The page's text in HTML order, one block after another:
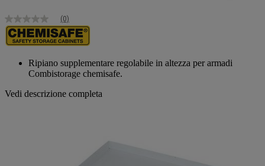
Nessuna
valutazione
Stesso
pagina.
(0)
Ripiano supplementare regolabile in altezza per armadi
Combistorage chemisafe.
Vedi descrizione completa